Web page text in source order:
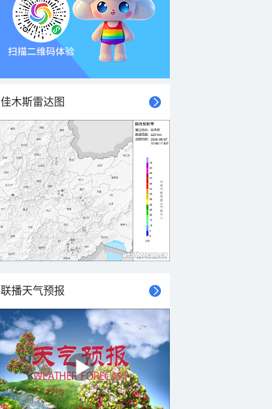
佳木斯雷达图
联播天气预报